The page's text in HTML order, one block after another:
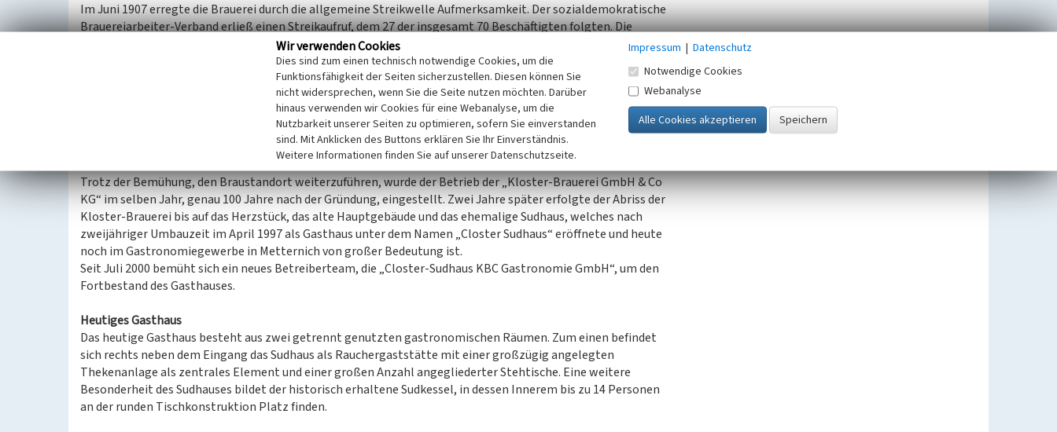
Im Juni 1907 erregte die Brauerei durch die allgemeine Streikwelle Aufmerksamkeit. Der sozialdemokratische
Brauereiarbeiter-Verband erließ einen Streikaufruf, dem 27 der insgesamt 70 Beschäftigten folgten. Die
Gründe der Auseinandersetzung lagen bei der Entlassung eines Verbandsmitglieds und unerfüllten
Im Mai 1981 veranstaltete die Brauerei, die mittlerweile auf den neuesten technischen Stand gebracht wurde,
einen Tag der offenen Tür, der etwa 15.000 Besucher anlockte. Trotz dieser Anstrengungen kam es im März
1986 zur Übernahme durch die Schultheiß-Brauerei aus Weißenthurm und daraufhin zur Entlassung von 23
Mitarbeitern. Sieben Jahre später, im Jahr 1993, gliederte sich die Schultheiß-Brauerei der Bitburger Brauerei
an und das Metternicher Unternehmen gelangte somit auch in den Besitz der expandierenden Bitburger
Trotz der Bemühung, den Braustandort weiterzuführen, wurde der Betrieb der „Kloster-Brauerei GmbH & Co
KG“ im selben Jahr, genau 100 Jahre nach der Gründung, eingestellt. Zwei Jahre später erfolgte der Abriss der
Kloster-Brauerei bis auf das Herzstück, das alte Hauptgebäude und das ehemalige Sudhaus, welches nach
zweijähriger Umbauzeit im April 1997 als Gasthaus unter dem Namen „Closter Sudhaus“ eröffnete und heute
noch im Gastronomiegewerbe in Metternich von großer Bedeutung ist.
Seit Juli 2000 bemüht sich ein neues Betreiberteam, die „Closter-Sudhaus KBC Gastronomie GmbH“, um den
Fortbestand des Gasthauses.
Heutiges Gasthaus
Das heutige Gasthaus besteht aus zwei getrennt genutzten gastronomischen Räumen. Zum einen befindet
sich rechts neben dem Eingang das Sudhaus als Rauchergaststätte mit einer großzügig angelegten
Thekenanlage als zentrales Element und einer großen Anzahl angegliederter Stehtische. Eine weitere
Besonderheit des Sudhauses bildet der historisch erhaltene Sudkessel, in dessen Innerem bis zu 14 Personen
an der runden Tischkonstruktion Platz finden.
Wir verwenden Cookies
Dies sind zum einen technisch notwendige Cookies, um die
Funktionsfähigkeit der Seiten sicherzustellen. Diesen können Sie
nicht widersprechen, wenn Sie die Seite nutzen möchten. Darüber
hinaus verwenden wir Cookies für eine Webanalyse, um die
Nutzbarkeit unserer Seiten zu optimieren, sofern Sie einverstanden
sind. Mit Anklicken des Buttons erklären Sie Ihr Einverständnis.
Weitere Informationen finden Sie auf unserer Datenschutzseite.
Impressum | Datenschutz
Notwendige Cookies
Webanalyse